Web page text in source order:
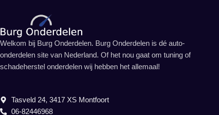
Welkom bij Burg Onderdelen. Burg Onderdelen is dé auto-
onderdelen site van Nederland. Of het nou gaat om tuning of
schadeherstel onderdelen wij hebben het allemaal!
Tasveld 24, 3417 XS Montfoort
06-82446968